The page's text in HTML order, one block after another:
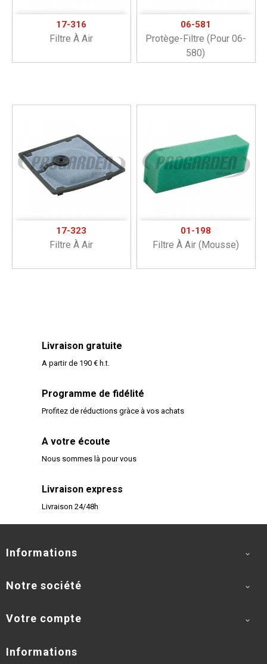
17-316
Filtre À Air
06-581
Protège-Filtre (pour 06-
580)
17-323
Filtre À Air
01-198
Filtre À Air (mousse)
Livraison gratuite
A partir de 190 € h.t.
Programme de fidélité
Profitez de réductions gràce à vos achats
A votre écoute
Nous sommes là pour vous
Livraison express
Livraison 24/48h
Informations 
Notre société 
Votre compte 
Informations